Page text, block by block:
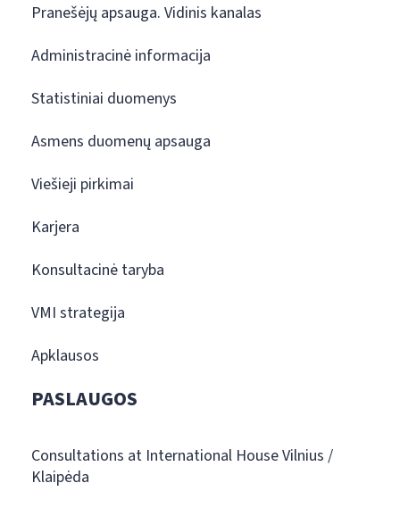
Pranešėjų apsauga. Vidinis kanalas
Administracinė informacija
Statistiniai duomenys
Asmens duomenų apsauga
Viešieji pirkimai
Karjera
Konsultacinė taryba
VMI strategija
Apklausos
PASLAUGOS
Consultations at International House Vilnius /
Klaipėda